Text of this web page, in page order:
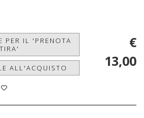
PER IL 'PRENOTA
ALL'ACQUISTO
€
13,00